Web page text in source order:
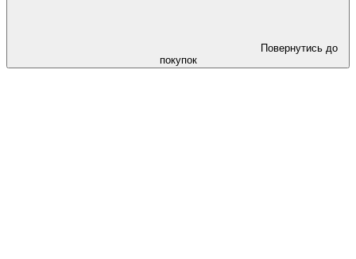
Повернутись до
покупок